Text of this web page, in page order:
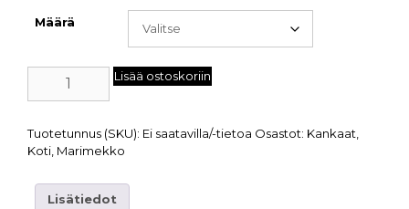
Määrä
Lisää ostoskoriin
Tuotetunnus (SKU): Ei saatavilla/-tietoa Osastot: Kankaat
Koti Marimekko
Lisätiedot